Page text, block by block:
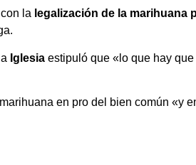
la legalización de la marihuana
Iglesia estipuló que «lo que hay
en pro del bien común «y